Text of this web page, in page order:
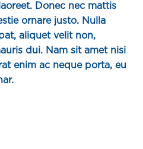
Donec nec mattis
ornare justo. Nulla
aliquet velit non,
dui. Nam sit amet nisi
enim ac neque porta, eu